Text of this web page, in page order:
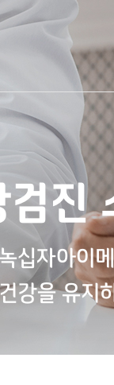
검진
십자아이
강을 유지